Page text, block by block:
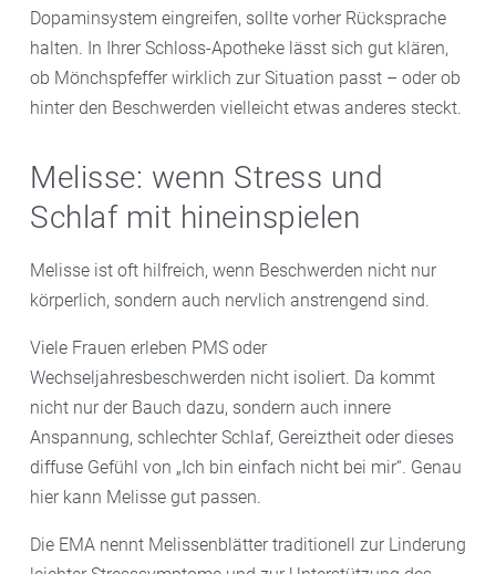
Dopaminsystem eingreifen, sollte vorher Rücksprache
halten. In Ihrer Schloss-Apotheke lässt sich gut klären,
ob Mönchspfeffer wirklich zur Situation passt – oder ob
hinter den Beschwerden vielleicht etwas anderes steckt.
Melisse: wenn Stress und
Schlaf mit hineinspielen
Melisse ist oft hilfreich, wenn Beschwerden nicht nur
körperlich, sondern auch nervlich anstrengend sind.
Viele Frauen erleben PMS oder
Wechseljahresbeschwerden nicht isoliert. Da kommt
nicht nur der Bauch dazu, sondern auch innere
Anspannung, schlechter Schlaf, Gereiztheit oder dieses
diffuse Gefühl von „Ich bin einfach nicht bei mir“. Genau
hier kann Melisse gut passen.
Die EMA nennt Melissenblätter traditionell zur Linderung